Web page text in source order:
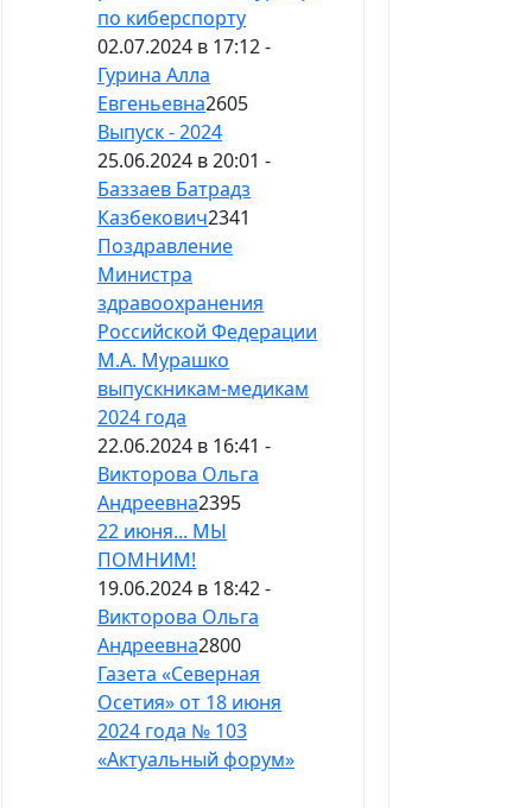
по киберспорту
02.07.2024 в 17:12 -
Гурина Алла
Евгеньевна2605
Выпуск - 2024
25.06.2024 в 20:01 -
Баззаев Батрадз
Казбекович2341
Поздравление
Министра
здравоохранения
Российской Федерации
М.А. Мурашко
выпускникам-медикам
2024 года
22.06.2024 в 16:41 -
Викторова Ольга
Андреевна2395
22 июня... МЫ
ПОМНИМ!
19.06.2024 в 18:42 -
Викторова Ольга
Андреевна2800
Газета «Северная
Осетия» от 18 июня
2024 года № 103
«Актуальный форум»